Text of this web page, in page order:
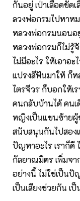
กันอยู่ เป่าเลือดขัด
ลวงพ่อกรมไปหาห
หลวงพ่อกรมนอนอ
หลวงพ่อกรมก็ไม่รู้
ไม่มีอะไร ให้เอาอ
แปรงสีฟันมาให้ ก็ห
ไตรจีวร ก็บอกให้เ
คนกลับบ้านได้ คนเ
หญิงเป็นแขนซ้ายผู้
สนับสนุนกันไปสอง
ปัญหาอะไร เราก็ดี
กัลยาณมิตร เพิ่มจา
อย่างนี้ ไม่ใช่เป็นปั
เป็นเสียงช่วยกัน